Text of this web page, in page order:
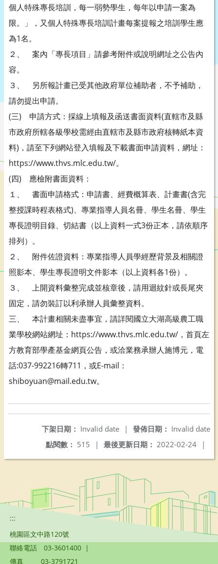
個人特殊專長培訓，每一弱勢學生，每年以申請一案為
限。」，又個人特殊專長培訓計畫每案提報之培訓學生應
為1名。
２、 案內「專長項目」請參考附件或說明網址之公告內
容。
３、 另所報計畫已受其他政府單位補助者，不予補助，
請勿提出申請。
(三) 申請方式：採線上填報及函送書面資料(直轄市及縣
市政府所轄各級學校需經由直轄市及縣市政府核轉紙本資
料)，請至下列網站登入填報及下載書面申請資料，網址：
https://www.thvs.mlc.edu.tw/。
(四) 應檢附書面資料：
１、 書面申請格式：申請書、經費概算表、計畫書(含完
整授課時程表格式)、專業指導人員名冊、學生名冊、學生
專長證明目錄、切結書（以上資料一式3份正本，請依順序
排列）。
２、 附件佐證資料：專業指導人員學經歷背景及相關證
照影本、學生專長證明文件影本（以上資料各1份）。
３、 上開資料彙整完成並核章後，請用迴紋針或長尾夾
固定，請勿裝訂以利承辦人員彙整資料。
三、 本計畫相關未盡事宜，請詳閱國立大湖高級農工職
業學校網站網址：https://www.thvs.mlc.edu.tw/，首頁左
方教育部學產基金網頁公告，或洽業務承辦人施博元，電
話:037-992216轉711，或E-mail：
shiboyuan@mail.edu.tw。
發佈日期： Invalid date
下架日期： Invalid date
|
最後更新日期： 2022-02-24 |
點閱數： 515 |
:::
桃園區文中路120號
聯絡電話
03-3601400 |
傳真
03-3791721